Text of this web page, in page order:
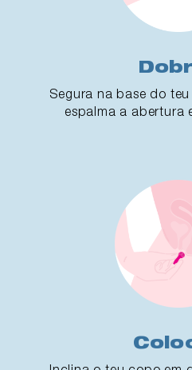
Segura na base do
espalma a abertura